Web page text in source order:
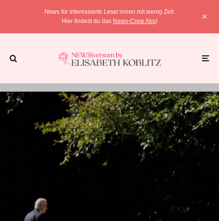
News für interessierte Leser:innen mit wenig Zeit.
Hier findest du das News-Crew Abo!